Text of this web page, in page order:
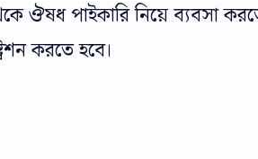
ঔষধ পাইকারি নিয়ে ব্যবসা
করতে হবে।